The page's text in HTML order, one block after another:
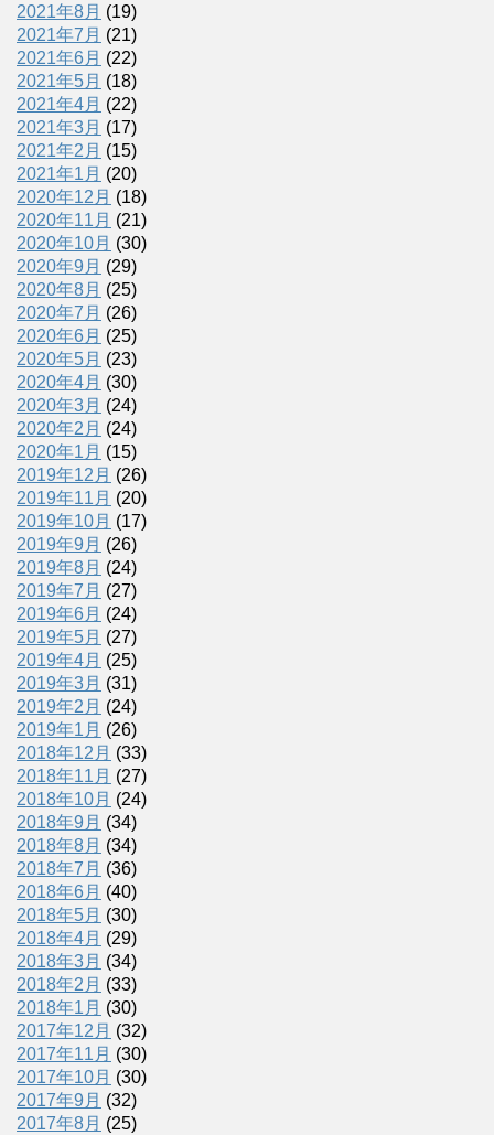
2021年8月 (19)
2021年7月 (21)
2021年6月 (22)
2021年5月 (18)
2021年4月 (22)
2021年3月 (17)
2021年2月 (15)
2021年1月 (20)
2020年12月 (18)
2020年11月 (21)
2020年10月 (30)
2020年9月 (29)
2020年8月 (25)
2020年7月 (26)
2020年6月 (25)
2020年5月 (23)
2020年4月 (30)
2020年3月 (24)
2020年2月 (24)
2020年1月 (15)
2019年12月 (26)
2019年11月 (20)
2019年10月 (17)
2019年9月 (26)
2019年8月 (24)
2019年7月 (27)
2019年6月 (24)
2019年5月 (27)
2019年4月 (25)
2019年3月 (31)
2019年2月 (24)
2019年1月 (26)
2018年12月 (33)
2018年11月 (27)
2018年10月 (24)
2018年9月 (34)
2018年8月 (34)
2018年7月 (36)
2018年6月 (40)
2018年5月 (30)
2018年4月 (29)
2018年3月 (34)
2018年2月 (33)
2018年1月 (30)
2017年12月 (32)
2017年11月 (30)
2017年10月 (30)
2017年9月 (32)
2017年8月 (25)